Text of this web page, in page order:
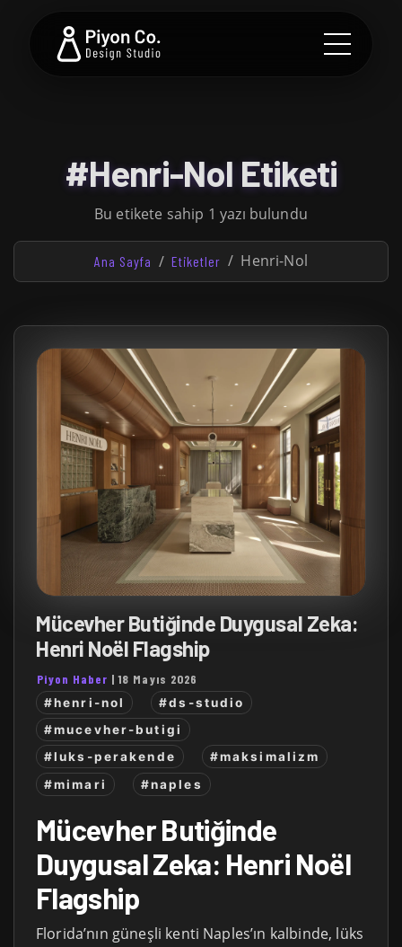
#Henri-Nol Etiketi
Bu etikete sahip 1 yazı bulundu
Ana Sayfa Etiketler Henri-Nol
Mücevher Butiğinde Duygusal Zeka:
Henri Noël Flagship
Piyon Haber |18 Mayıs 2026
#henri-nol
#ds-studio
#mucevher-butigi
#luks-perakende
#maksimalizm
#mimari
#naples
Mücevher Butiğinde
Duygusal Zeka: Henri Noël
Flagship
Florida’nın güneşli kenti Naples’ın kalbinde, lüks